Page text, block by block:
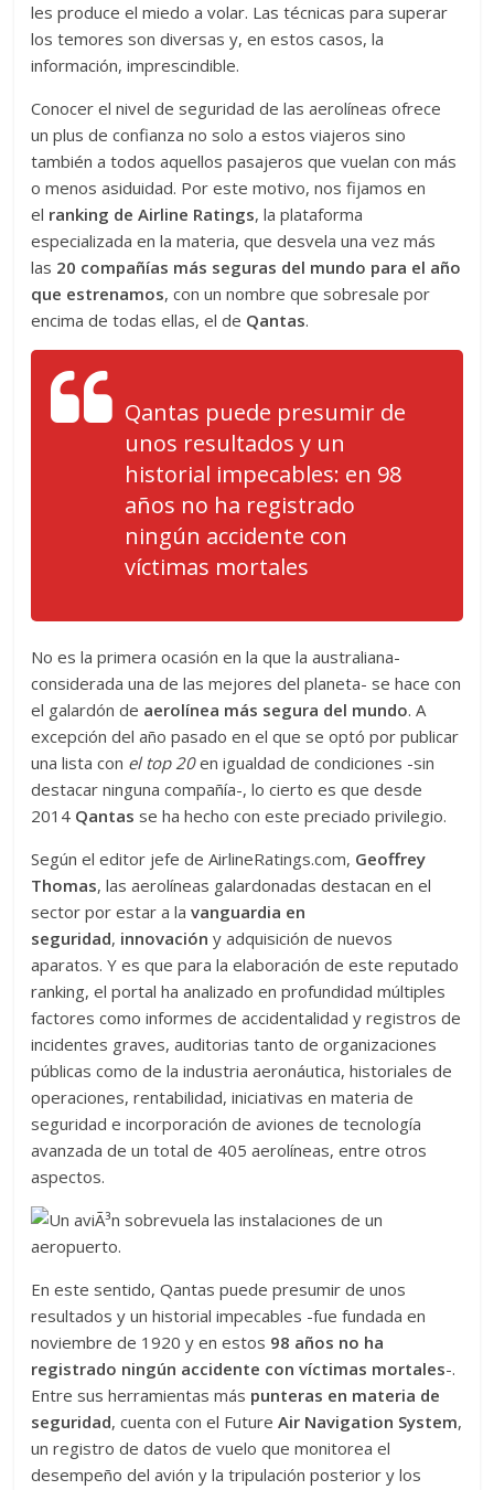
les produce el miedo a volar. Las técnicas para superar
los temores son diversas y, en estos casos, la
información, imprescindible.
Conocer el nivel de seguridad de las aerolíneas ofrece
un plus de confianza no solo a estos viajeros sino
también a todos aquellos pasajeros que vuelan con más
o menos asiduidad. Por este motivo, nos fijamos en
el ranking de Airline Ratings, la plataforma
especializada en la materia, que desvela una vez más
las 20 compañías más seguras del mundo para el año
que estrenamos, con un nombre que sobresale por
encima de todas ellas, el de Qantas.
Qantas puede presumir de
unos resultados y un
historial impecables: en 98
años no ha registrado
ningún accidente con
víctimas mortales
No es la primera ocasión en la que la australiana-
considerada una de las mejores del planeta- se hace con
el galardón de aerolínea más segura del mundo. A
excepción del año pasado en el que se optó por publicar
una lista con el top 20en igualdad de condiciones -sin
destacar ninguna compañía-, lo cierto es que desde
2014 Qantas se ha hecho con este preciado privilegio.
Según el editor jefe de AirlineRatings.com, Geoffrey
Thomas, las aerolíneas galardonadas destacan en el
sector por estar a lavanguardia en
seguridad, innovacióny adquisición de nuevos
aparatos. Y es que para la elaboración de este reputado
ranking, el portal ha analizado en profundidad múltiples
factores como informes de accidentalidad y registros de
incidentes graves, auditorias tanto de organizaciones
públicas como de la industria aeronáutica, historiales de
operaciones, rentabilidad, iniciativas en materia de
seguridad e incorporación de aviones de tecnología
avanzada de un total de 405 aerolíneas, entre otros
aspectos.
En este sentido, Qantas puede presumir de unos
resultados y un historial impecables -fue fundada en
noviembre de 1920 y en estos 98 años no ha
registrado ningún accidente con víctimas mortales-.
Entre sus herramientas más punteras en materia de
seguridad, cuenta con el FutureAir Navigation System,
un registro de datos de vuelo que monitorea el
desempeño del avión y la tripulación posterior y los